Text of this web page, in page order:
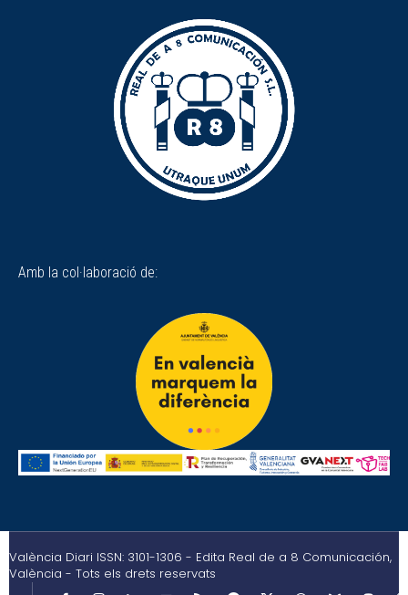
Amb la col·laboració de:
València Diari ISSN: 3101-1306 - Edita Real de a 8 Comunicación,
València - Tots els drets reservats